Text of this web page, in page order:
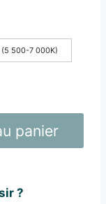
500-7 000K)
panier
?